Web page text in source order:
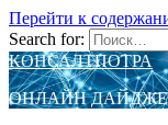
Перейти к
Search for:
КОНСАЛТПОТРА
ОНЛАЙН